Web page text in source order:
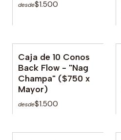
desde$1.500
Caja de 10 Conos
Back Flow - "Nag
Champa" ($750 x
Mayor)
desde$1.500